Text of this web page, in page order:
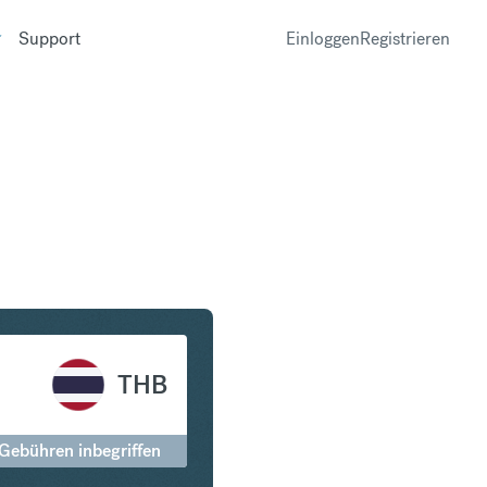
Support EinloggenRegistrieren
THB
inbegriffen